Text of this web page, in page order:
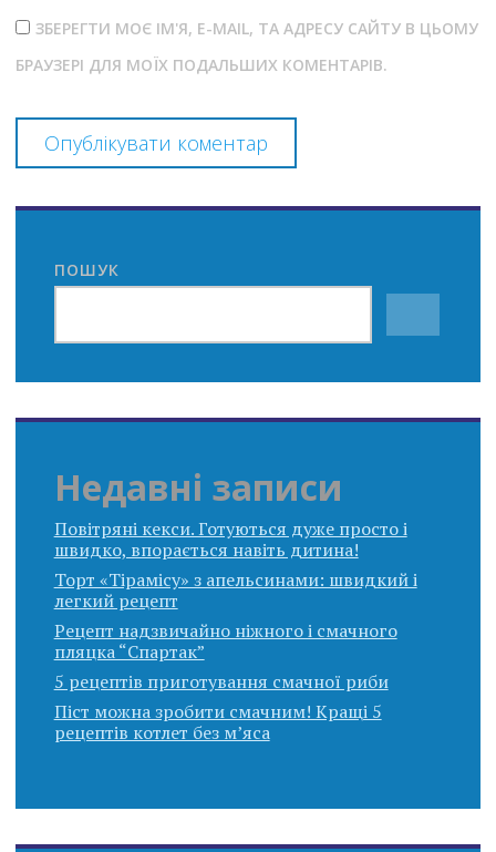
ЗБЕРЕГТИ МОЄ ІМ'Я, E-MAIL, ТА АДРЕСУ САЙТУ В ЦЬОМУ
БРАУЗЕРІ ДЛЯ МОЇХ ПОДАЛЬШИХ КОМЕНТАРІВ.
ПОШУК
Недавні записи
Повітряні кекси. Готуються дуже просто і
швидко, впорається навіть дитина!
Торт «Тірамісу» з апельсинами: швидкий і
легкий рецепт
Рецепт надзвичайно ніжного і смачного
пляцка “Спартак”
5 рецептів приготування смачної риби
Піст можна зробити смачним! Кращі 5
рецептів котлет без м’яса